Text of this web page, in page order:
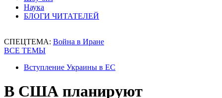
Наука
БЛОГИ ЧИТАТЕЛЕЙ
СПЕЦТЕМА: Война в Иране
ВСЕ ТЕМЫ
Вступление Украины в ЕС
В США планируют